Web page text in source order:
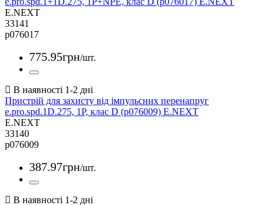
E.NEXT
33141
p076017
775.95грн/шт.
Пристрій для захисту від імпульсних перенапруг
e.pro.spd.1D.275, 1P, клас D (p076009) E.NEXT
E.NEXT
33140
p076009
387.97грн/шт.